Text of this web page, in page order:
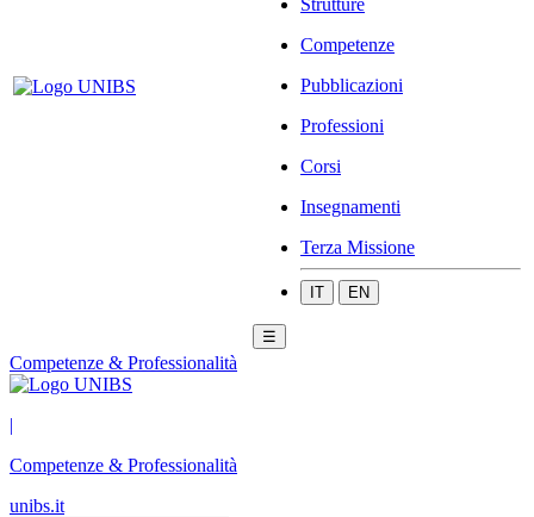
Strutture
Competenze
Pubblicazioni
Professioni
Corsi
Insegnamenti
Terza Missione
IT EN
☰
Competenze & Professionalità
|
Competenze & Professionalità
unibs.it